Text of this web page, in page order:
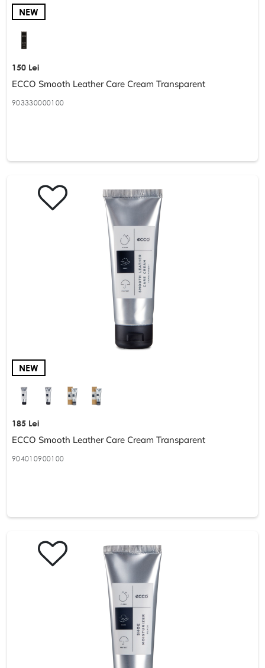
NEW
150 Lei
ECCO Smooth Leather Care Cream Transparent
903330000100
NEW
185 Lei
ECCO Smooth Leather Care Cream Transparent
904010900100